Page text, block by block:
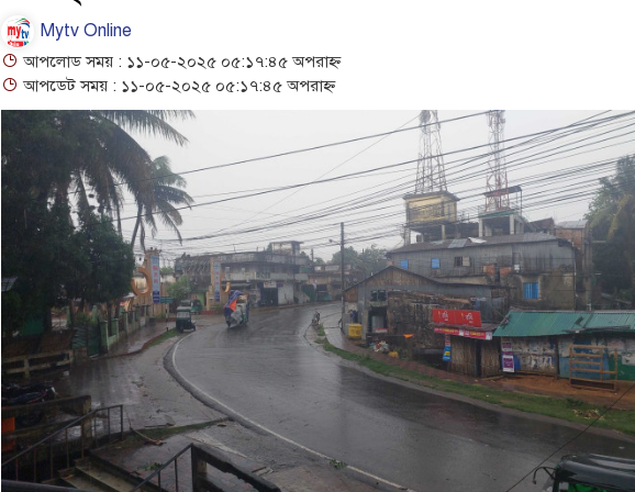
সংবিধান অনুযায়ী যথাসময়ে রাষ্ট্রপতি
খিলক্ষেত থানা বিএনপির যুগ্ম
প্রেমের সম্পর্ক ছিন্ন না করায় মা-
অবশেষে পদত্যাগ করলেন ভারতের
‘রাষ্ট্রপতি হিসেবে মির্জা ফখরুল সেরা
Mytv Online
আপলোড সময় : ১১-০৫-২০২৫ ০৫:১৭:৪৫ অপরাহ্ন
আপডেট সময় : ১১-০৫-২০২৫ ০৫:১৭:৪৫ অপরাহ্ন